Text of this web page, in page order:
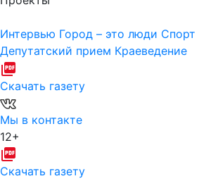
Интервью Город – это люди Спорт
Депутатский прием Краеведение
Скачать газету
Мы в контакте
12+
Скачать газету